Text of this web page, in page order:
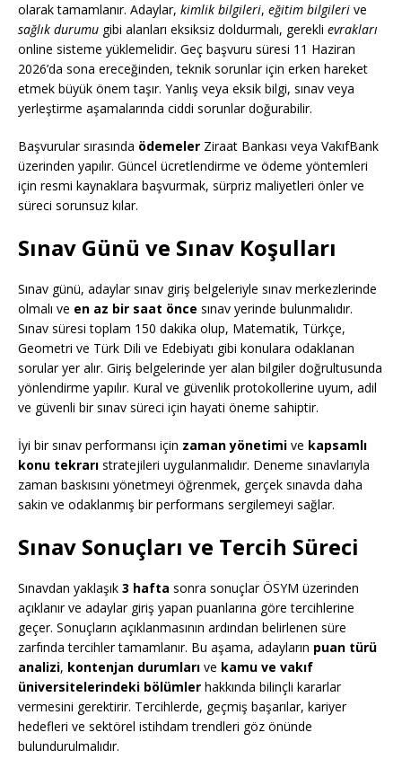
olarak tamamlanır. Adaylar, kimlik bilgileri, eğitim bilgileri ve
sağlık durumu gibi alanları eksiksiz doldurmalı, gerekli evrakları
online sisteme yüklemelidir. Geç başvuru süresi 11 Haziran
2026’da sona ereceğinden, teknik sorunlar için erken hareket
etmek büyük önem taşır. Yanlış veya eksik bilgi, sınav veya
yerleştirme aşamalarında ciddi sorunlar doğurabilir.
Başvurular sırasında ödemeler Ziraat Bankası veya VakıfBank
üzerinden yapılır. Güncel ücretlendirme ve ödeme yöntemleri
için resmi kaynaklara başvurmak, sürpriz maliyetleri önler ve
süreci sorunsuz kılar.
Sınav Günü ve Sınav Koşulları
Sınav günü, adaylar sınav giriş belgeleriyle sınav merkezlerinde
olmalı ve en az bir saat önce sınav yerinde bulunmalıdır.
Sınav süresi toplam 150 dakika olup, Matematik, Türkçe,
Geometri ve Türk Dili ve Edebiyatı gibi konulara odaklanan
sorular yer alır. Giriş belgelerinde yer alan bilgiler doğrultusunda
yönlendirme yapılır. Kural ve güvenlik protokollerine uyum, adil
ve güvenli bir sınav süreci için hayati öneme sahiptir.
İyi bir sınav performansı için zaman yönetimi ve kapsamlı
konu tekrarı stratejileri uygulanmalıdır. Deneme sınavlarıyla
zaman baskısını yönetmeyi öğrenmek, gerçek sınavda daha
sakin ve odaklanmış bir performans sergilemeyi sağlar.
Sınav Sonuçları ve Tercih Süreci
Sınavdan yaklaşık 3 hafta sonra sonuçlar ÖSYM üzerinden
açıklanır ve adaylar giriş yapan puanlarına göre tercihlerine
geçer. Sonuçların açıklanmasının ardından belirlenen süre
zarfında tercihler tamamlanır. Bu aşama, adayların puan türü
analizi, kontenjan durumları ve kamu ve vakıf
üniversitelerindeki bölümler hakkında bilinçli kararlar
vermesini gerektirir. Tercihlerde, geçmiş başarılar, kariyer
hedefleri ve sektörel istihdam trendleri göz önünde
bulundurulmalıdır.